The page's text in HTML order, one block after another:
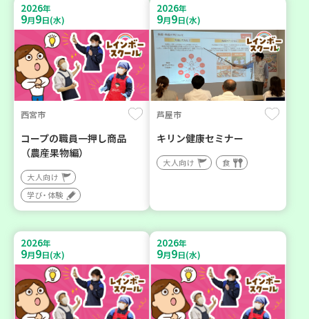
2026年
9月9日(水)
西宮市
コープの職員一押し商品
（農産果物編）
大人向け
学び・体験
2026年
9月9日(水)
芦屋市
キリン健康セミナー
大人向け 食
2026年
9月9日(水)
2026年
9月9日(水)